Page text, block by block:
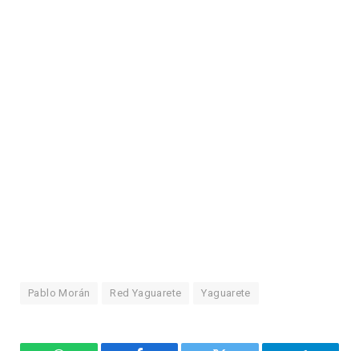
Pablo Morán Red Yaguarete Yaguarete